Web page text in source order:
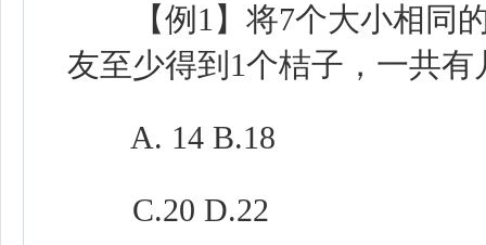
【例1】将7个大小相同的
友至少得到1个桔子，一共有
A. 14 B.18
C.20 D.22